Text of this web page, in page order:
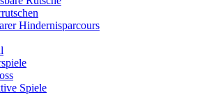
Hindernisparcours
Spiele